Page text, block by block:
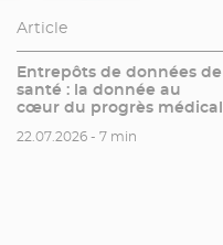
Article
Entrepôts de données de
santé : la donnée au
cœur du progrès médical
Date de publication
22.07.2026 - Temps de lecture
7 min